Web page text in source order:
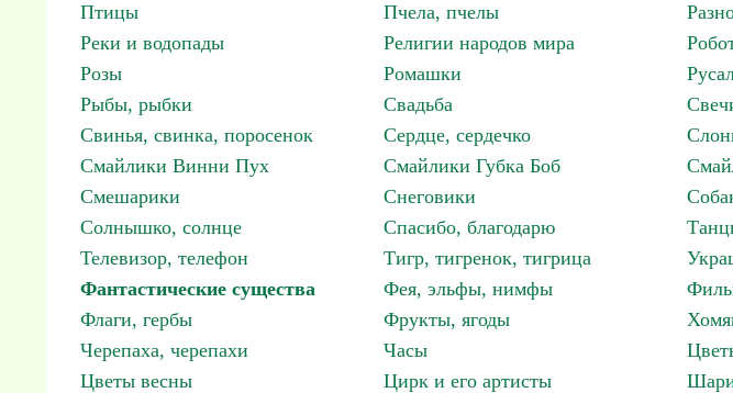
Птицы
Пчела, пчелы
Реки и водопады
Религии народов мира
Розы
Ромашки
Рыбы, рыбки
Свадьба
Свинья, свинка, поросенок
Сердце, сердечко
Смайлики Винни Пух
Смайлики Губка Боб
Смешарики
Снеговики
Солнышко, солнце
Спасибо, благодарю
Телевизор, телефон
Тигр, тигренок, тигрица
Фантастические существа
Фея, эльфы, нимфы
Флаги, гербы
Фрукты, ягоды
Черепаха, черепахи
Часы
Цветы весны
Цирк и его артисты